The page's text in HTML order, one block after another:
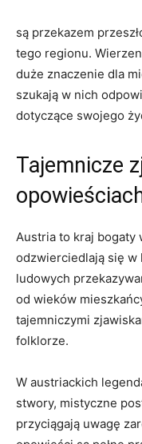
⁢są przekazem
tego regionu.
duże znaczenie dla
szukają w nich
dotyczące swojego
Tajemnicze
Austria ⁣to ‍kraj bogaty
odzwierciedlają się w
ludowych
od wieków
tajemniczymi
folklorze.
W austriackich
stwory, mistyczne
przyciągają uwagę